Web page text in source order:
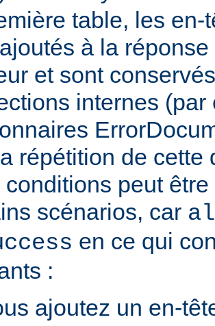
table, les en-
à la
et sont
internes (par
répétition de cette
conditions peut
scénarios, car
en ce qui
:
ajoutez un en-